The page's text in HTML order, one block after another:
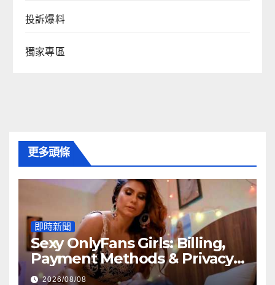
投訴爆料
獨家專區
更多頭條
即時新聞
Sexy OnlyFans Girls: Billing,
Payment Methods & Privacy
Guide
2026/08/08